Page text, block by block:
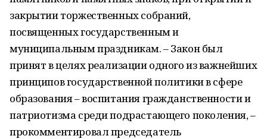
закрытии торжественных собраний,
посвященных государственным и
муниципальным праздникам. – Закон был
принят в целях реализации одного из важнейших
принципов государственной политики в сфере
образования – воспитания гражданственности и
патриотизма среди подрастающего поколения, –
прокомментировал председатель